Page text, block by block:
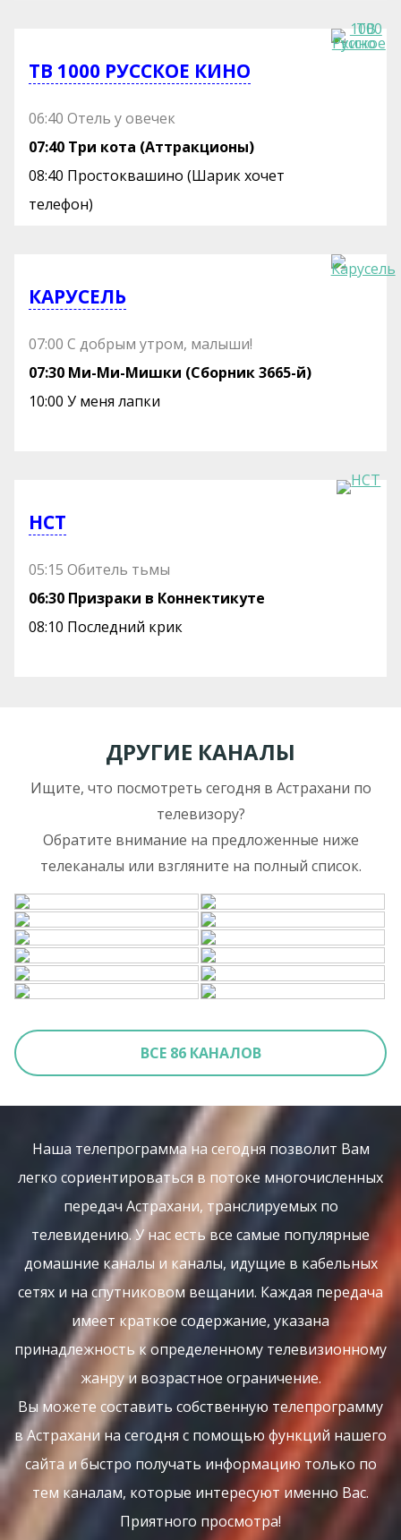
ТВ 1000 РУССКОЕ КИНО
06:40 Отель у овечек
07:40 Три кота (Аттракционы)
08:40 Простоквашино (Шарик хочет
телефон)
КАРУСЕЛЬ
07:00 С добрым утром, малыши!
07:30 Ми-Ми-Мишки (Сборник 3665-й)
10:00 У меня лапки
НСТ
05:15 Обитель тьмы
06:30 Призраки в Коннектикуте
08:10 Последний крик
ДРУГИЕ КАНАЛЫ
Ищите, что посмотреть сегодня в Астрахани по
телевизору?
Обратите внимание на предложенные ниже
телеканалы или взгляните на полный список.
ВСЕ 86 КАНАЛОВ
Наша телепрограмма на сегодня позволит Вам
легко сориентироваться в потоке многочисленных
передач Астрахани, транслируемых по
телевидению. У нас есть все самые популярные
домашние каналы и каналы, идущие в кабельных
сетях и на спутниковом вещании. Каждая передача
имеет краткое содержание, указана
принадлежность к определенному телевизионному
жанру и возрастное ограничение.
Вы можете составить собственную телепрограмму
в Астрахани на сегодня с помощью функций нашего
сайта и быстро получать информацию только по
тем каналам, которые интересуют именно Вас.
Приятного просмотра!